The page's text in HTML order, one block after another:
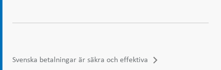
Svenska betalningar är säkra och effektiva